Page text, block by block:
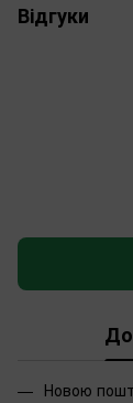
Відгуки
Новою